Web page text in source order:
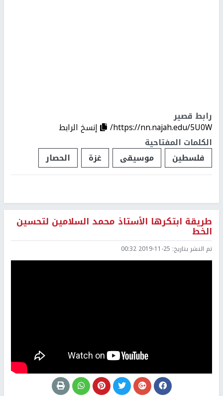
رابط قصير
https://nn.najah.edu/5U0W/
إنسخ الرابط
الكلمات المفتاحية
فلسطين
موسيقى غزة الحصار
طريقة ابتكرها الأستاذ محمد السلامين لتحسين
الخط
تم النشر بتاريخ: 2019-11-25 00:32